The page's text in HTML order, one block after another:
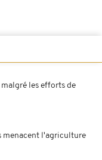
les efforts de
menacent l'agriculture